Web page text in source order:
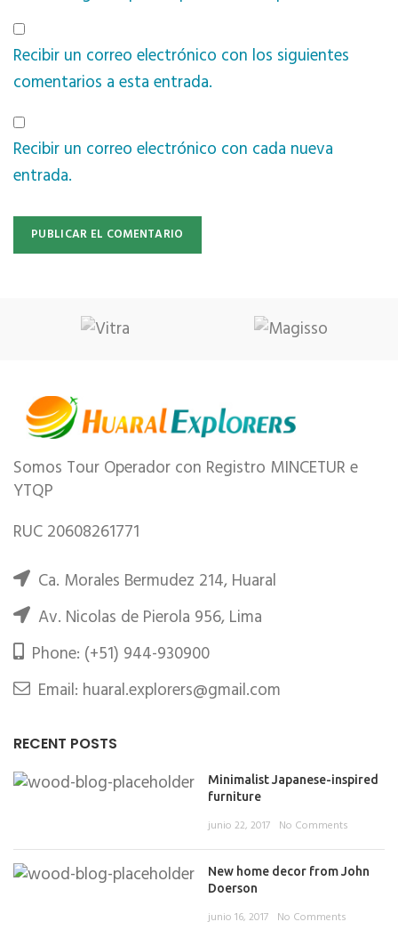
Recibir un correo electrónico con los siguientes
comentarios a esta entrada.
Recibir un correo electrónico con cada nueva
entrada.
Somos Tour Operador con Registro MINCETUR e
YTQP
RUC 20608261771
Ca. Morales Bermudez 214, Huaral
Av. Nicolas de Pierola 956, Lima
Phone: (+51) 944-930900
Email: huaral.explorers@gmail.com
RECENT POSTS
Minimalist Japanese-inspired
furniture
junio 22, 2017 No Comments
New home decor from John
Doerson
junio 16, 2017 No Comments